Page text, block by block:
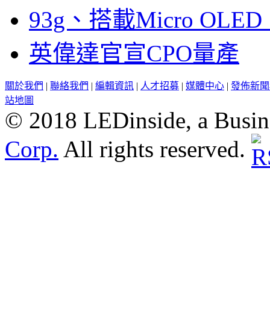
93g、搭載Micro
英偉達官宣CPO量產
關於我們 | 聯絡我們 | 編輯資訊 | 人才招募 | 媒體中心 | 發佈新
站地圖
© 2018 LEDinside, a
Corp. All rights reserved.